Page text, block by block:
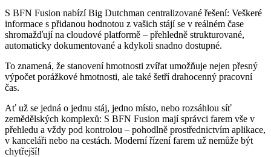
S BFN Fusion nabízí Big Dutchman centralizované řešení: Veškeré
informace s přidanou hodnotou z vašich stájí se v reálném čase
shromažďují na cloudové platformě – přehledně strukturované,
automaticky dokumentované a kdykoli snadno dostupné.
To znamená, že stanovení hmotnosti zvířat umožňuje nejen přesný
výpočet porážkové hmotnosti, ale také šetří drahocenný pracovní
čas.
Ať už se jedná o jednu stáj, jedno místo, nebo rozsáhlou síť
zemědělských komplexů: S BFN Fusion mají správci farem vše v
přehledu a vždy pod kontrolou – pohodlně prostřednictvím aplikace,
v kanceláři nebo na cestách. Moderní řízení farem už nemůže být
chytřejší!